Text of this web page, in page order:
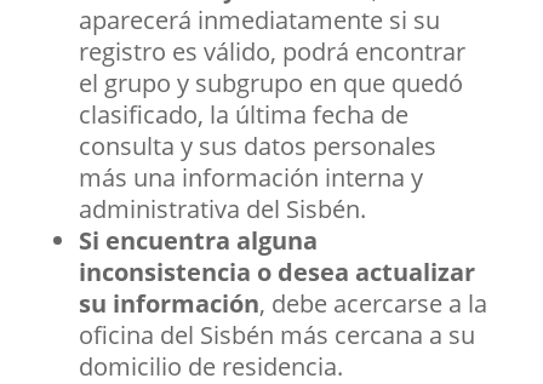
aparecerá inmediatamente si su
registro es válido, podrá encontrar
el grupo y subgrupo en que quedó
clasificado, la última fecha de
consulta y sus datos personales
más una información interna y
administrativa del Sisbén.
Si encuentra alguna
inconsistencia o desea actualizar
su información, debe acercarse a la
oficina del Sisbén más cercana a su
domicilio de residencia.